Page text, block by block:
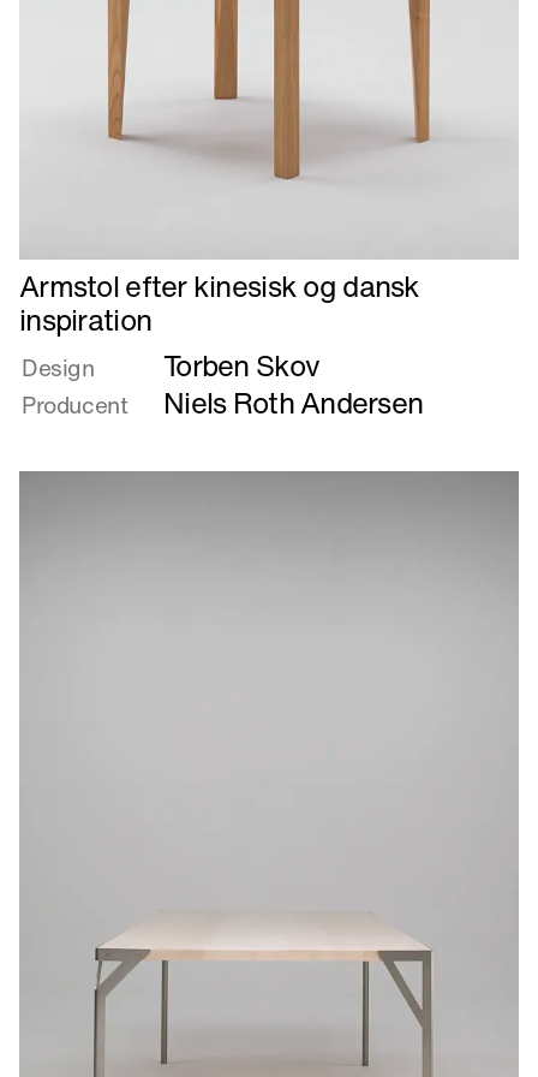
Læs
mere
om
Armstol
kinesisk
dansk
Armstol efter kinesisk og dansk
inspiration
Design Torben Skov
Producent Niels Roth Andersen